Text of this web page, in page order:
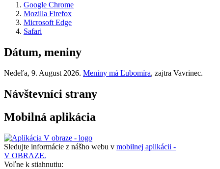
Google Chrome
Mozilla Firefox
Microsoft Edge
Safari
Dátum, meniny
Nedeľa, 9. August 2026. Meniny má Ľubomíra, zajtra Vavrinec.
Návštevníci strany
Mobilná aplikácia
Sledujte informácie z nášho webu v mobilnej aplikácii -
V OBRAZE.
Voľne k stiahnutiu: